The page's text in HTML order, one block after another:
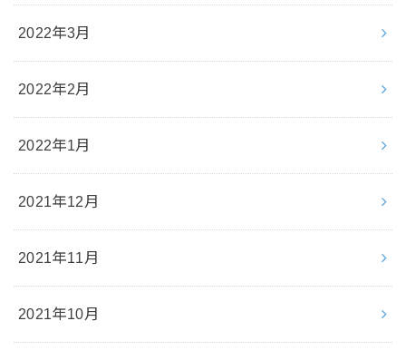
2022年3月
2022年2月
2022年1月
2021年12月
2021年11月
2021年10月